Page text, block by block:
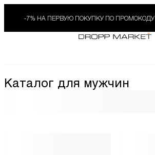
-7% НА ПЕРВУЮ ПОКУПКУ ПО ПРОМОКОДУ
Каталог для мужчин